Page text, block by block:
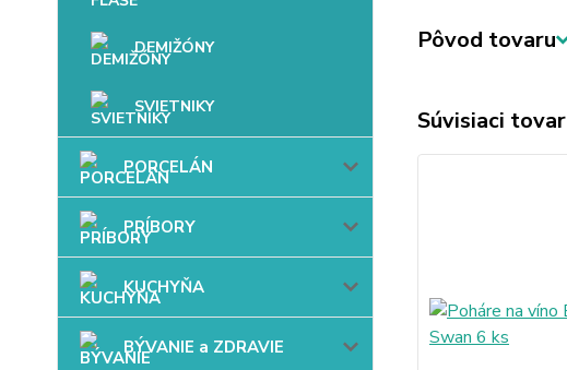
DEMIŽÓNY
SVIETNIKY
PORCELÁN
PRÍBORY
KUCHYŇA
BÝVANIE a ZDRAVIE
Pôvod tovaru
Súvisiaci tovar